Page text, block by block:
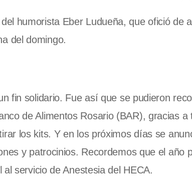
humorista Eber Ludueña, que ofició de
del domingo.
fin solidario. Fue así que se pudieron
de Alimentos Rosario (BAR), gracias a
los kits. Y en los próximos días se
y patrocinios. Recordemos que el año
servicio de Anestesia del HECA.